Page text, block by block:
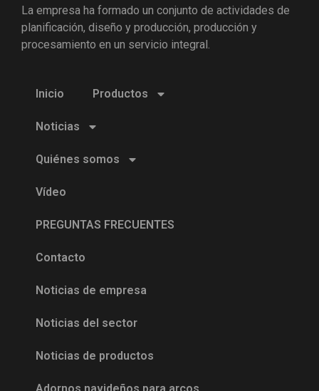
La empresa ha formado un conjunto de actividades de
planificación, diseño y producción, producción y
procesamiento en un servicio integral.
Inicio Productos
Noticias
Quiénes somos
Vídeo
PREGUNTAS FRECUENTES
Contacto
Noticias de empresa
Noticias del sector
Noticias de productos